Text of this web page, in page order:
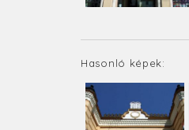
Hasonló képek: